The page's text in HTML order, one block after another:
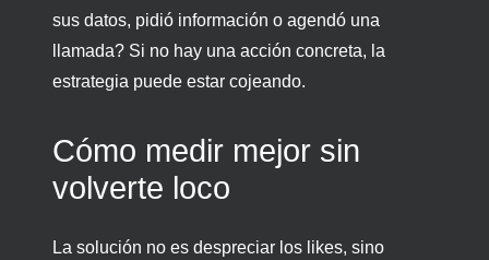
sus datos, pidió información o agendó una
llamada? Si no hay una acción concreta, la
estrategia puede estar cojeando.
Cómo medir mejor sin
volverte loco
La solución no es despreciar los likes, sino